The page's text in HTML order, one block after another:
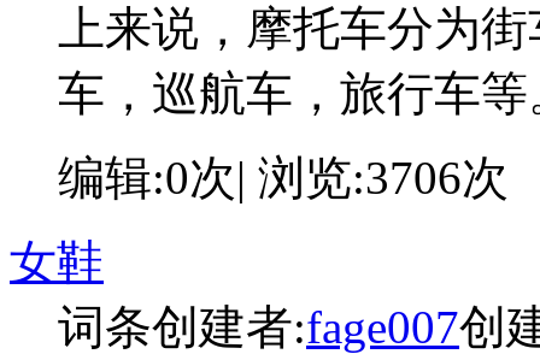
上来说，摩托车分为
车，巡航车，旅行车
编辑:0次| 浏览:3706次
女鞋
词条创建者:fage007创